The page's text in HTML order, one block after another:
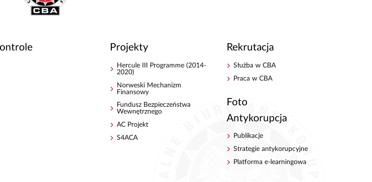
Projekty
Hercule III Programme (2014-
2020)
Norweski Mechanizm
Finansowy
Fundusz Bezpieczeństwa
Wewnętrznego
AC Projekt
S4ACA
Rekrutacja
Służba w CBA
Praca w CBA
Foto
Antykorupcja
Publikacje
Strategie antykorupcyjne
Platforma e-learningowa